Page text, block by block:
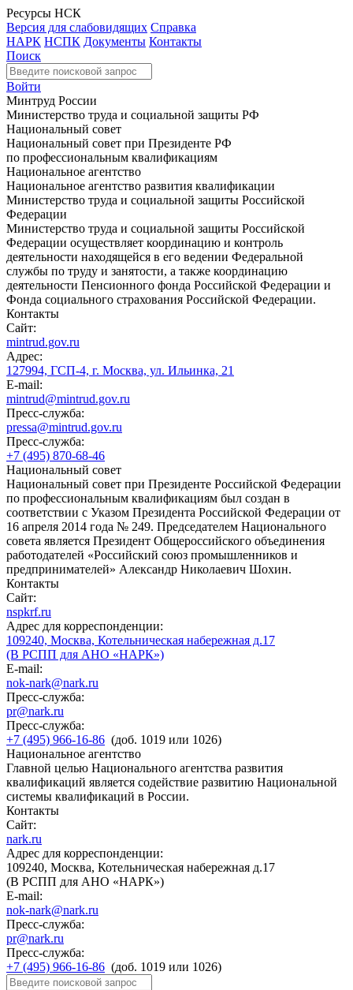
Ресурсы НСК
Версия для слабовидящих Справка
НАРК НСПК Документы Контакты
Поиск
Войти
Минтруд России
Министерство труда и социальной защиты РФ
Национальный совет
Национальный совет при Президенте РФ
по профессиональным квалификациям
Национальное агентство
Национальное агентство развития квалификации
Министерство труда и социальной защиты Российской
Федерации
Министерство труда и социальной защиты Российской
Федерации осуществляет координацию и контроль
деятельности находящейся в его ведении Федеральной
службы по труду и занятости, а также координацию
деятельности Пенсионного фонда Российской Федерации и
Фонда социального страхования Российской Федерации.
Контакты
Сайт:
mintrud.gov.ru
Адрес:
127994, ГСП-4, г. Москва, ул. Ильинка, 21
E-mail:
mintrud@mintrud.gov.ru
Пресс-служба:
pressa@mintrud.gov.ru
Пресс-служба:
+7 (495) 870-68-46
Национальный совет
Национальный совет при Президенте Российской Федерации
по профессиональным квалификациям был создан в
соответствии с Указом Президента Российской Федерации от
16 апреля 2014 года № 249. Председателем Национального
совета является Президент Общероссийского объединения
работодателей «Российский союз промышленников и
предпринимателей» Александр Николаевич Шохин.
Контакты
Сайт:
nspkrf.ru
Адрес для корреспонденции:
109240, Москва, Котельническая набережная д.17
(В РСПП для АНО «НАРК»)
E-mail:
nok-nark@nark.ru
Пресс-служба:
pr@nark.ru
Пресс-служба:
+7 (495) 966-16-86 (доб. 1019 или 1026)
Национальное агентство
Главной целью Национального агентства развития
квалификаций является содействие развитию Национальной
системы квалификаций в России.
Контакты
Сайт:
nark.ru
Адрес для корреспонденции:
109240, Москва, Котельническая набережная д.17
(В РСПП для АНО «НАРК»)
E-mail:
nok-nark@nark.ru
Пресс-служба:
pr@nark.ru
Пресс-служба:
+7 (495) 966-16-86 (доб. 1019 или 1026)